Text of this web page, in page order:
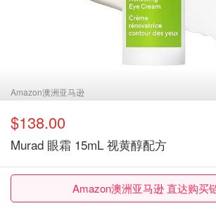
Amazon澳洲亚马逊
$138.00
Murad 眼霜 15mL 视黄醇配方
Amazon澳洲亚马逊 直达购买